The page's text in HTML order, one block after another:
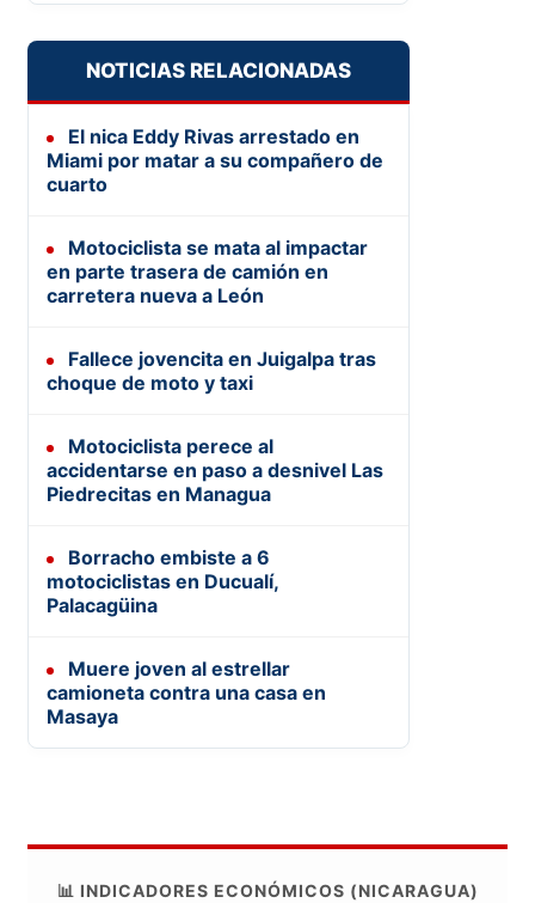
NOTICIAS RELACIONADAS
El nica Eddy Rivas arrestado en
Miami por matar a su compañero de
cuarto
Motociclista se mata al impactar
en parte trasera de camión en
carretera nueva a León
Fallece jovencita en Juigalpa tras
choque de moto y taxi
Motociclista perece al
accidentarse en paso a desnivel Las
Piedrecitas en Managua
Borracho embiste a 6
motociclistas en Ducualí,
Palacagüina
Muere joven al estrellar
camioneta contra una casa en
Masaya
📊 INDICADORES ECONÓMICOS (NICARAGUA)